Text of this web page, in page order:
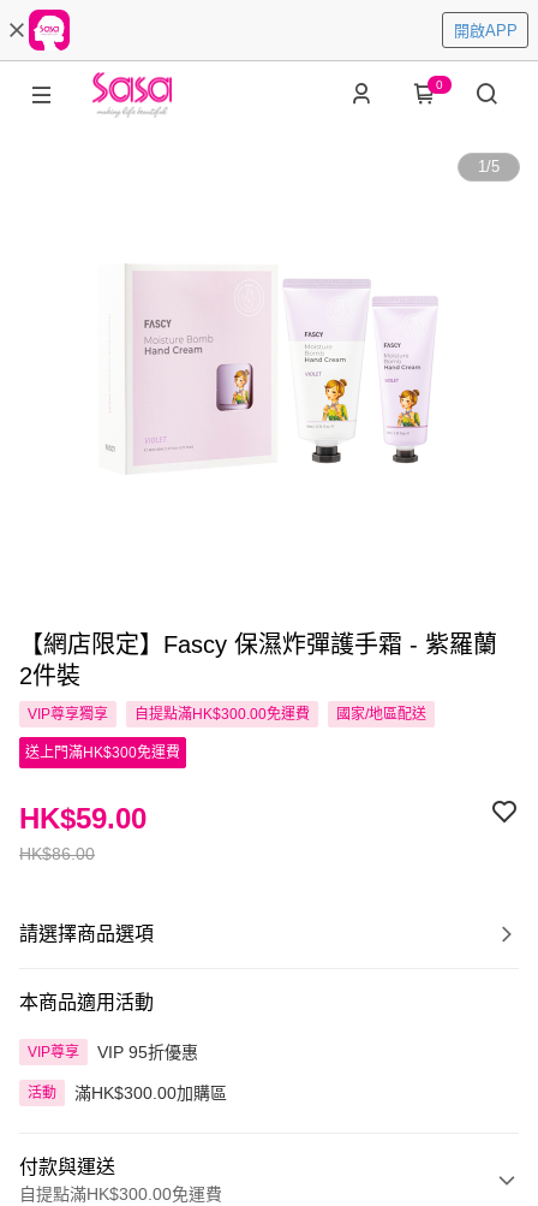
開啟APP
0
1/5
【網店限定】Fascy 保濕炸彈護手霜 - 紫羅蘭
2件裝
VIP尊享獨享 自提點滿HK$300.00免運費 國家/地區配送
送上門滿HK$300免運費
HK$86.00
HK$59.00
請選擇商品選項
本商品適用活動
VIP尊享 VIP 95折優惠
活動 滿HK$300.00加購區
付款與運送
自提點滿HK$300.00免運費